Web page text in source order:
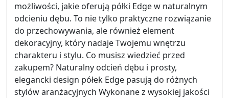
możliwości, jakie oferują półki Edge w naturalnym
odcieniu dębu. To nie tylko praktyczne rozwiązanie
do przechowywania, ale również element
dekoracyjny, który nadaje Twojemu wnętrzu
charakteru i stylu. Co musisz wiedzieć przed
zakupem? Naturalny odcień dębu i prosty,
elegancki design półek Edge pasują do różnych
stylów aranżacyjnych Wykonane z wysokiej jakości